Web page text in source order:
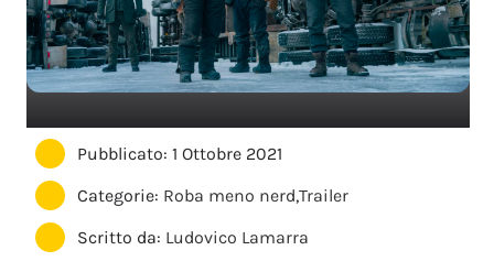
Pubblicato: 1 Ottobre 2021
Categorie: Roba meno nerd,Trailer
Scritto da: Ludovico Lamarra